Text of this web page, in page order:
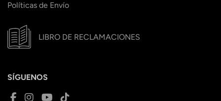
Políticas de Envío
LIBRO DE RECLAMACIONES
SÍGUENOS